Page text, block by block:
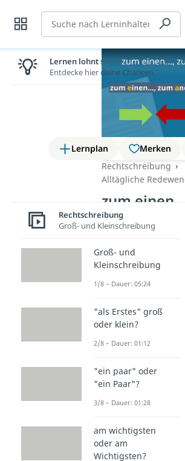
Suche
Lernplan Merken
Rechtschreibung
Alltägliche
zum
anderen…
Wichtige
Schreibst du
anderen
groß
setzt du
In diesem Beitrag
zeigen wir dir die
Lernen lohnt sich!
Entdecke hier deine Chancen.
Rechtschreibung
Groß- und Kleinschreibung
Groß- und
Kleinschreibung
1/8 – Dauer: 05:24
"als Erstes" groß
oder klein?
2/8 – Dauer: 01:12
"ein paar" oder
"ein Paar"?
3/8 – Dauer: 01:28
am wichtigsten
oder am
Wichtigsten?